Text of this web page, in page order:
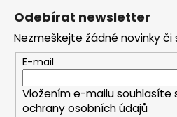
Odebírat newsletter
Nezmeškejte žádné novinky či
E-mail
Vložením e-mailu souhlasíte
ochrany osobních údajů